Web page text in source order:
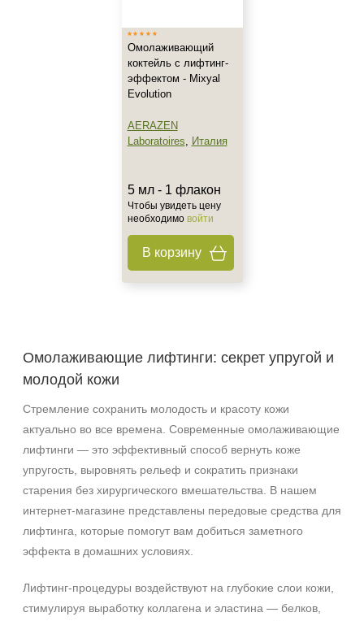
Область применения
флакон
Показать еще
PDRN
Аминокислоты
Витамин C
Показать еще
Омолаживающий
коктейль с лифтинг-
эффектом - Mixyal
Evolution
AERAZEN
Laboratoires, Италия
5 мл - 1 флакон
Чтобы увидеть цену
необходимо войти
В корзину
Омолаживающие лифтинги: секрет упругой и
молодой кожи
Стремление сохранить молодость и красоту кожи
актуально во все времена. Современные омолаживающие
лифтинги — это эффективный способ вернуть коже
упругость, выровнять рельеф и сократить признаки
старения без хирургического вмешательства. В нашем
интернет‑магазине представлены передовые средства для
лифтинга, которые помогут вам добиться заметного
эффекта в домашних условиях.
Лифтинг-процедуры воздействуют на глубокие слои кожи,
стимулируя выработку коллагена и эластина — белков,